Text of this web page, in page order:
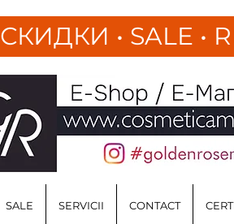
СКИДКИ • SALE •
SALE SERVICII CONTACT